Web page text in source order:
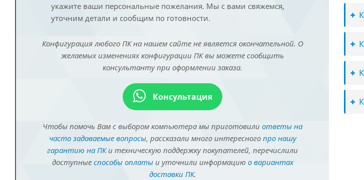
укажите ваши персональные пожелания. Мы с вами свяжемся,
уточним детали и сообщим по готовности.
Конфигурация любого ПК на нашем сайте не является окончательной. О
желаемых изменениях конфигурации ПК вы можете сообщить
консультанту при оформлении заказа.
Консультация
Чтобы помочь Вам с выбором компьютера мы приготовили ответы на
часто задаваемые вопросы, рассказали много интересного про нашу
гарантию на ПКи техническую поддержку покупателей, перечислили
доступные способы оплатыи уточнили информацию о вариантах
доставки ПК.